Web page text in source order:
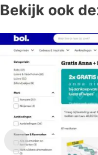
Bekijk ook